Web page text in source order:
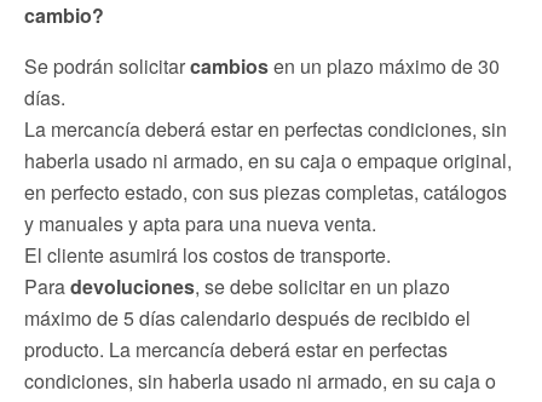
cambio?
Se podrán solicitarcambiosen un plazo máximo de 30
días.
La mercancía deberá estar en perfectas condiciones, sin
haberla usado ni armado, en su caja o empaque original,
en perfecto estado, con sus piezas completas, catálogos
y manuales y apta para una nueva venta.
El cliente asumirá los costos de transporte.
Paradevoluciones, se debe solicitar en un plazo
máximo de 5 días calendario después de recibido el
producto. La mercancía deberá estar en perfectas
condiciones, sin haberla usado ni armado, en su caja o